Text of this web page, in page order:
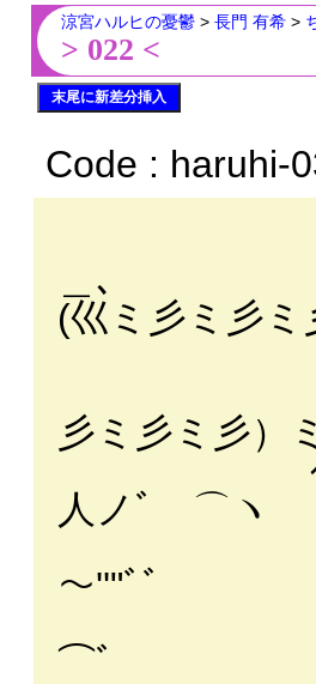
涼宮ハルヒの憂鬱 > 長門 有希 >
> 022 <
末尾に新差分挿入
Code : haruhi-
(巛ミ彡ミ彡
彡ミ彡ミ彡）
ｲ
人ノﾞ ⌒
～''"ﾞﾞ
⌒ﾞ 彡